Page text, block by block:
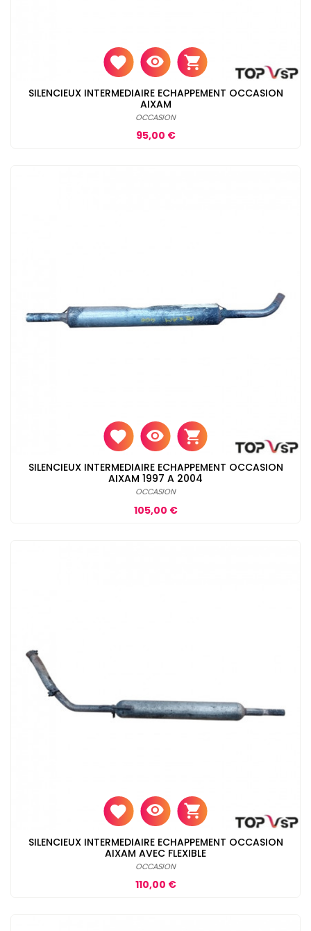
SILENCIEUX INTERMEDIAIRE ECHAPPEMENT OCCASION
AIXAM
OCCASION
Prix
95,00 €
SILENCIEUX INTERMEDIAIRE ECHAPPEMENT OCCASION
AIXAM 1997 A 2004
OCCASION
Prix
105,00 €
SILENCIEUX INTERMEDIAIRE ECHAPPEMENT OCCASION
AIXAM AVEC FLEXIBLE
OCCASION
Prix
110,00 €